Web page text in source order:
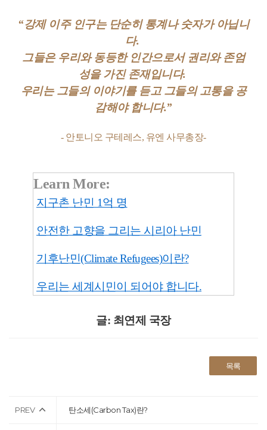
“강제 이주 인구는 단순히 통계나 숫자가 아닙니
다.
그들은 우리와 동등한 인간으로서 권리와 존엄
성을 가진 존재입니다.
우리는 그들의 이야기를 듣고 그들의 고통을 공
감해야 합니다.”
- 안토니오 구테레스, 유엔 사무총장-
Learn More:
지구촌 난민 1억 명
안전한 고향을 그리는 시리아 난민
기후난민(Climate Refugees)이란?
우리는 세계시민이 되어야 합니다.
글: 최연제 국장
목록
PREV 탄소세(Carbon Tax)란?